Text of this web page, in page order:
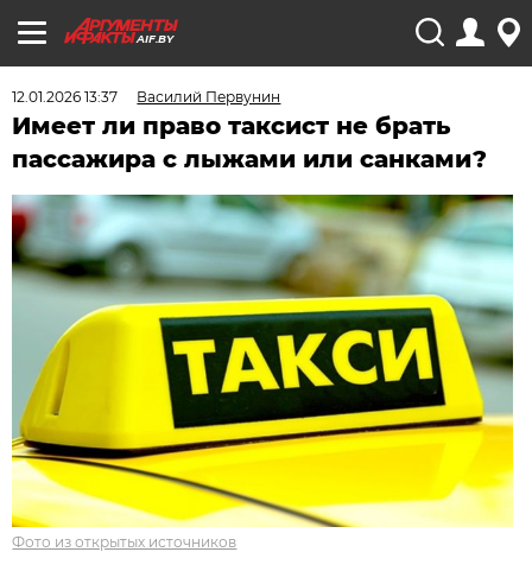
AIF.BY
12.01.2026 13:37 Василий Первунин
Имеет ли право таксист не брать
пассажира с лыжами или санками?
Фото из открытых источников